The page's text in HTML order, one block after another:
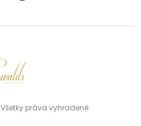
práva vyhradené